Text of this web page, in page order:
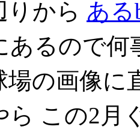
りから ある
あるので何
場の画像に
ら この2月